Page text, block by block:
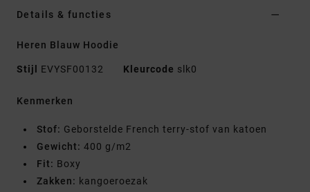
Details & functies
Heren Blauw Hoodie
Stijl EVYSF00132 Kleurcode slk0
Kenmerken
Stof: Geborstelde French terry-stof van katoen
Gewicht: 400 g/m2
Fit: Boxy
Zakken: kangoeroezak